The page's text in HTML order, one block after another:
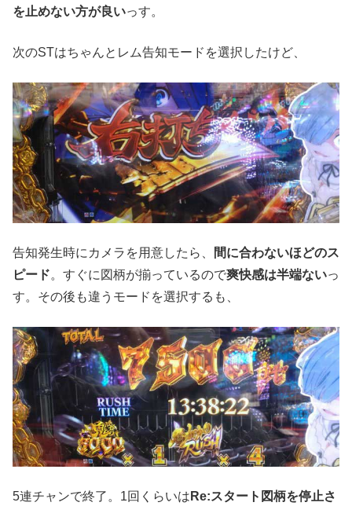
を止めない方が良いっす。
次のSTはちゃんとレム告知モードを選択したけど、
告知発生時にカメラを用意したら、
間に合わないほどのス
ピード。すぐに図柄が揃っているので爽快感は半端ないっ
す。その後も違うモードを選択するも、
5連チャンで終了。1回くらいは Re:スタート図柄を停止さ